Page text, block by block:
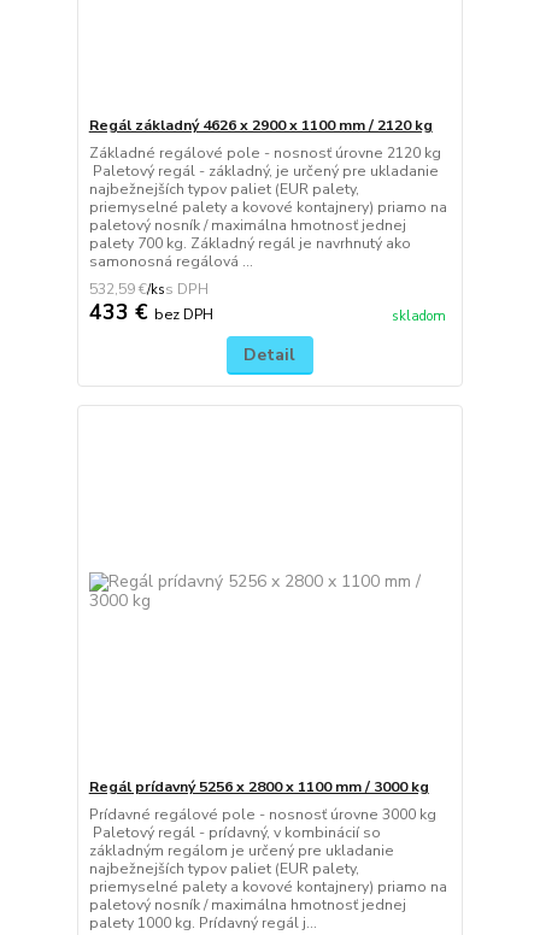
Regál základný 4626 x 2900 x 1100 mm / 2120 kg
Základné regálové pole - nosnosť úrovne 2120 kg
Paletový regál - základný, je určený pre ukladanie
najbežnejších typov paliet (EUR palety,
priemyselné palety a kovové kontajnery) priamo na
paletový nosník / maximálna hmotnosť jednej
palety 700 kg. Základný regál je navrhnutý ako
samonosná regálová ...
532,59 €/ks
433 € bez DPH skladom
Detail
Regál prídavný 5256 x 2800 x 1100 mm / 3000 kg
Prídavné regálové pole - nosnosť úrovne 3000 kg
Paletový regál - prídavný, v kombinácií so
základným regálom je určený pre ukladanie
najbežnejších typov paliet (EUR palety,
priemyselné palety a kovové kontajnery) priamo na
paletový nosník / maximálna hmotnosť jednej
palety 1000 kg. Prídavný regál j...